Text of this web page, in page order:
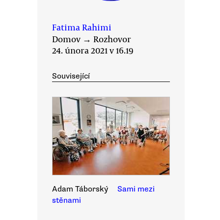
Fatima Rahimi
Domov → Rozhovor
24. února 2021 v 16.19
Související
Adam Táborský
Sami mezi
stěnami